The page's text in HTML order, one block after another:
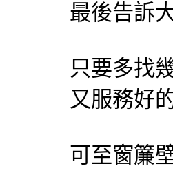
最後告訴
只要多找
又服務好
可至窗簾